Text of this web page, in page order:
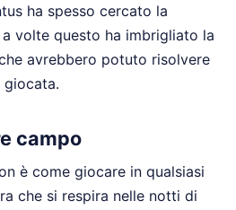
ha spesso cercato la
volte questo ha imbrigliato la
avrebbero potuto risolvere
giocata.
campo
è come giocare in qualsiasi
che si respira nelle notti di